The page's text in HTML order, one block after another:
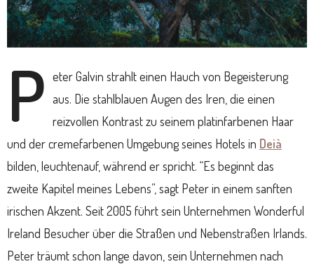
P eter Galvin strahlt einen Hauch von Begeisterung
aus. Die stahlblauen Augen des Iren, die einen
reizvollen Kontrast zu seinem platinfarbenen Haar
und der cremefarbenen Umgebung seines Hotels in Deià
bilden, leuchtenauf, während er spricht. “Es beginnt das
zweite Kapitel meines Lebens”, sagt Peter in einem sanften
irischen Akzent. Seit 2005 führt sein Unternehmen Wonderful
Ireland Besucher über die Straßen und Nebenstraßen Irlands.
Peter träumt schon lange davon, sein Unternehmen nach